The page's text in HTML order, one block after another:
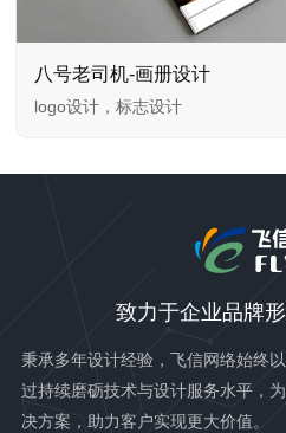
致力于企业品牌
秉承多年设计经验，飞信网络始终
过持续磨砺技术与设计服务水平，
决方案，助力客户实现更大价值。